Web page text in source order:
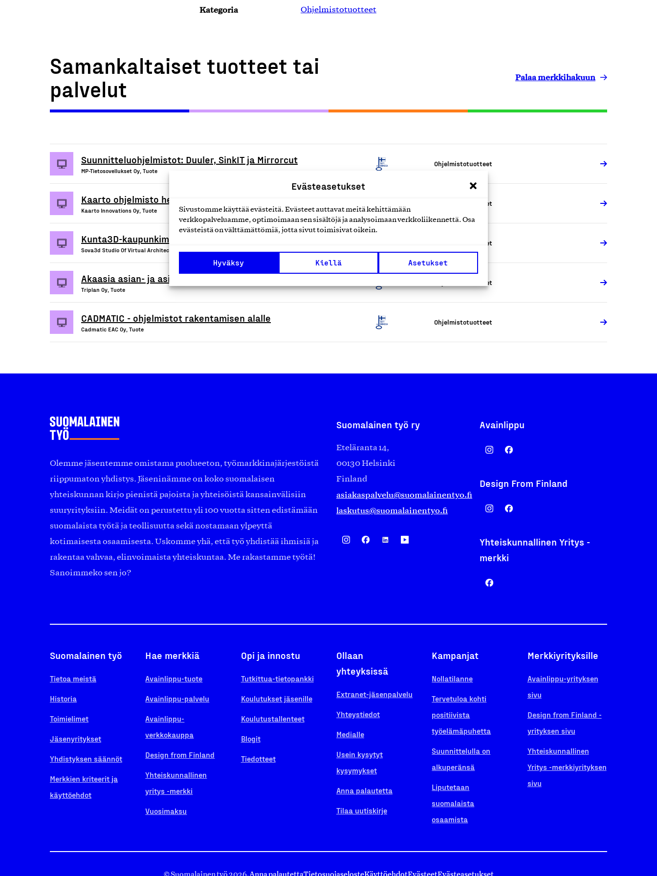
Evästeasetukset
Sivustomme käyttää evästeitä. Evästeet auttavat meitä kehittämään
verkkopalveluamme, optimoimaan sen sisältöjä ja analysoimaan verkkoliikennettä. Osa
evästeistä on välttämättömiä, jotta sivut toimisivat oikein.
Hyväksy Kiellä Asetukset
Kategoria Ohjelmistotuotteet
Samankaltaiset tuotteet tai
palvelut
Palaa merkkihakuun
Suunnitteluohjelmistot: Duuler, SinkIT ja Mirrorcut
MP-Tietosovellukset Oy, Tuote
Ohjelmistotuotteet
Kaarto ohjelmisto hevosalalle
Kaarto Innovations Oy, Tuote
Ohjelmistotuotteet
Kunta3D-kaupunkimalliohjelmisto
Sova3d Studio Of Virtual Architecture Oy, Tuote
Ohjelmistotuotteet
Akaasia asian- ja asiakirjanhallintaohjelmistotuote
Triplan Oy, Tuote
Ohjelmistotuotteet
CADMATIC - ohjelmistot rakentamisen alalle
Cadmatic EAC Oy, Tuote
Ohjelmistotuotteet
Olemme jäsentemme omistama puolueeton, työmarkkinajärjestöistä
riippumaton yhdistys. Jäseninämme on koko suomalaisen
yhteiskunnan kirjo pienistä pajoista ja yhteisöistä kansainvälisiin
suuryrityksiin. Meidät on perustettu yli 100 vuotta sitten edistämään
suomalaista työtä ja teollisuutta sekä nostamaan ylpeyttä
kotimaisesta osaamisesta. Uskomme yhä, että työ yhdistää ihmisiä ja
rakentaa vahvaa, elinvoimaista yhteiskuntaa. Me rakastamme työtä!
Sanoimmeko sen jo?
Suomalainen työ ry
Eteläranta 14,
00130 Helsinki
Finland
asiakaspalvelu@suomalainentyo.fi
laskutus@suomalainentyo.fi
Avainlippu
Design From Finland
Yhteiskunnallinen Yritys -
merkki
Suomalainen työ
Tietoa meistä
Historia
Toimielimet
Jäsenyritykset
Yhdistyksen säännöt
Merkkien kriteerit ja
käyttöehdot
Hae merkkiä
Avainlippu-tuote
Avainlippu-palvelu
Avainlippu-
verkkokauppa
Design from Finland
Yhteiskunnallinen
yritys -merkki
Vuosimaksu
Opi ja innostu
Tutkittua-tietopankki
Koulutukset jäsenille
Koulutustallenteet
Blogit
Tiedotteet
Ollaan
yhteyksissä
Extranet-jäsenpalvelu
Yhteystiedot
Medialle
Usein kysytyt
kysymykset
Anna palautetta
Tilaa uutiskirje
Kampanjat
Nollatilanne
Tervetuloa kohti
positiivista
työelämäpuhetta
Suunnittelulla on
alkuperänsä
Liputetaan
suomalaista
osaamista
Merkkiyrityksille
Avainlippu-yrityksen
sivu
Design from Finland -
yrityksen sivu
Yhteiskunnallinen
Yritys -merkkiyrityksen
sivu